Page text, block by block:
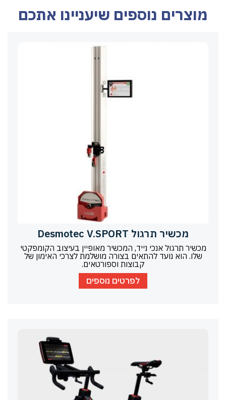
מוצרים נוספים שיעניינו אתכם
מכשיר תרגול Desmotec V.SPORT
מכשיר תרגול אנכי נייד, המכשיר מאופיין בעיצוב הקומפקטי
שלו. הוא נועד להתאים בצורה מושלמת לצרכי האימון של
קבוצות וספורטאים.
לפרטים נוספים